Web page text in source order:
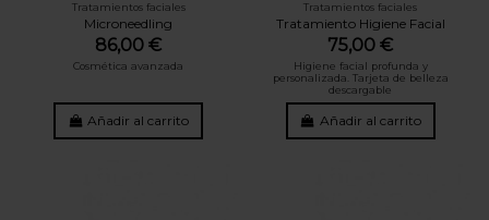
Tratamientos faciales
Microneedling
86,00 €
Cosmética avanzada
Añadir al carrito
Tratamientos faciales
Tratamiento Higiene Facial
75,00 €
Higiene facial profunda y
personalizada. Tarjeta de belleza
descargable
Añadir al carrito